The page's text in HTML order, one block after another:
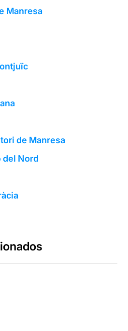
Manresa
de Manresa
del Nord